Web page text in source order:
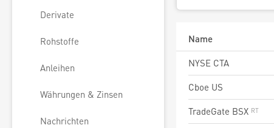
Derivate
Rohstoffe
Anleihen
Währungen & Zinsen
Nachrichten
Name
NYSE CTA
Cboe US
TradeGate BSX